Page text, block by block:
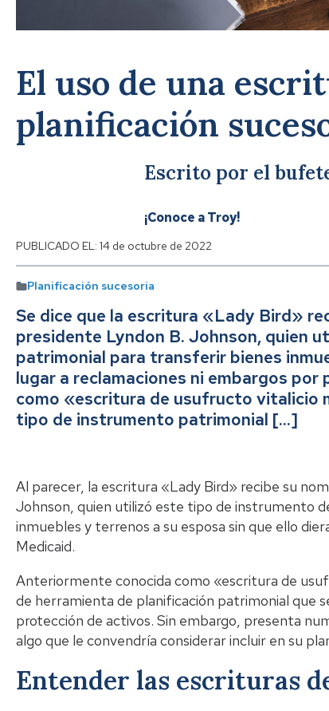
El uso de una
planificación
Escrito por el
¡Conoce a Troy!
PUBLICADO EL: 14 de octubre de 2022
Planificación sucesoria
Se dice que la escritura «Lady Bird»
presidente Lyndon B. Johnson, quien
patrimonial para transferir bienes
lugar a reclamaciones ni embargos
como «escritura de usufructo vitalicio
tipo de instrumento patrimonial […]
Al parecer, la escritura «Lady Bird» recibe su
Johnson, quien utilizó este tipo de instrumento
inmuebles y terrenos a su esposa sin que ello
Medicaid.
Anteriormente conocida como «escritura de
de herramienta de planificación patrimonial que
protección de activos. Sin embargo, presenta
algo que le convendría considerar incluir en su
Entender las escrituras